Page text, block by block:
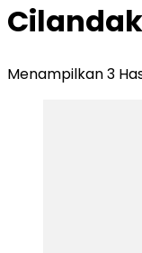
Menampilkan 3